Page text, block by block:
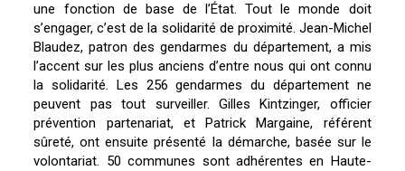
une fonction de base de l’État. Tout le monde doit
s’engager, c’est de la solidarité de proximité. Jean-Michel
Blaudez, patron des gendarmes du département, a mis
l’accent sur les plus anciens d’entre nous qui ont connu
la solidarité. Les 256 gendarmes du département ne
peuvent pas tout surveiller. Gilles Kintzinger, officier
prévention partenariat, et Patrick Margaine, référent
sûreté, ont ensuite présenté la démarche, basée sur le
volontariat. 50 communes sont adhérentes en Haute-